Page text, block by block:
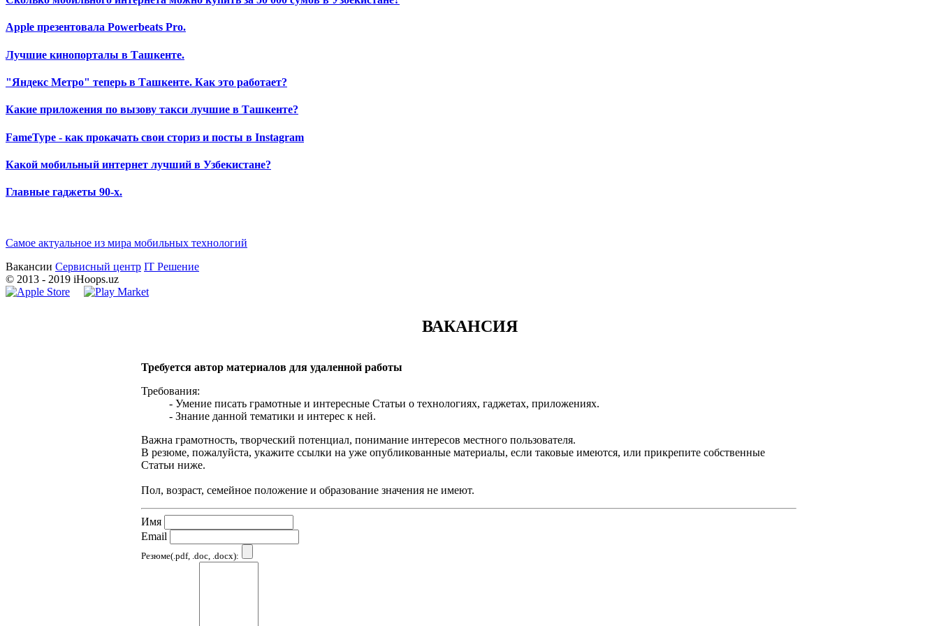
Apple презентовала Powerbeats Pro.
Лучшие кинопорталы в Ташкенте.
"Яндекс Метро" теперь в Ташкенте. Как это работает?
Какие приложения по вызову такси лучшие в Ташкенте?
FameType - как прокачать свои сториз и посты в Instagram
Какой мобильный интернет лучший в Узбекистане?
Главные гаджеты 90-х.
Самое актуальное из мира мобильных технологий
Вакансии Сервисный центр IT Решение
© 2013 - 2019 iHoops.uz
ВАКАНСИЯ
Требуется автор материалов для удаленной работы
Требования:
- Умение писать грамотные и интересные Статьи о технологиях, гаджетах, приложениях.
- Знание данной тематики и интерес к ней.
Важна грамотность, творческий потенциал, понимание интересов местного пользователя.
В резюме, пожалуйста, укажите ссылки на уже опубликованные материалы, если таковые имеются, или прикрепите собственные
Статьи ниже.
Пол, возраст, семейное положение и образование значения не имеют.
Имя
Email
Резюме(.pdf, .doc, .docx):